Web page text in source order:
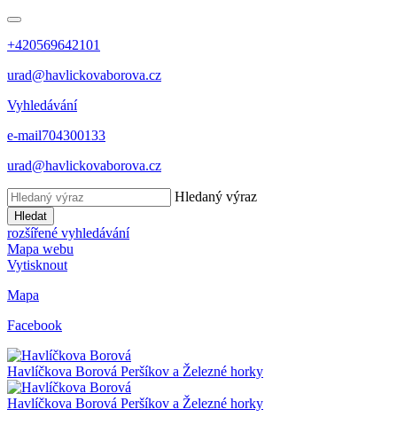
+420569642101
urad@havlickovaborova.cz
Vyhledávání
e-mail704300133
urad@havlickovaborova.cz
Hledaný výraz
Hledat
rozšířené vyhledávání
Mapa webu
Vytisknout
Mapa
Facebook
Havlíčkova Borová Peršíkov a Železné horky
Havlíčkova Borová Peršíkov a Železné horky